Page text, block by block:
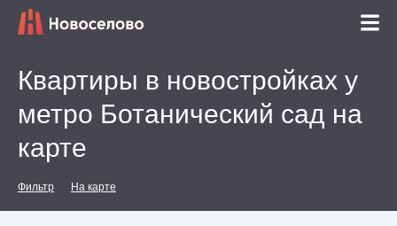
Квартиры в новостройках у
метро Ботанический сад на
карте
Фильтр На карте